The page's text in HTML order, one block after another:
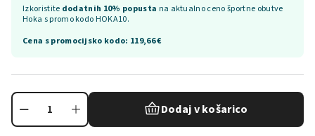
Izkoristite dodatnih 10% popusta na aktualno ceno športne obutve
Hoka s promo kodo HOKA10.
Cena s promocijsko kodo: 119,66 €
Dodaj v košarico